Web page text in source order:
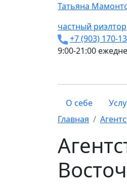
Татьяна
частный риэлтор
+7 (903) 170-
9:00-21:00
О себе
Главная